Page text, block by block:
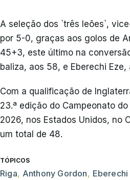
A seleção dos `três leões`,
por 5-0, graças aos golos de
45+3, este último na
baliza, aos 58, e Eberechi Eze,
Com a qualificação de
23.ª edição do Campeonato
2026, nos Estados Unidos, no
um total de 48.
TÓPICOS
Riga, Anthony Gordon, Eberechi